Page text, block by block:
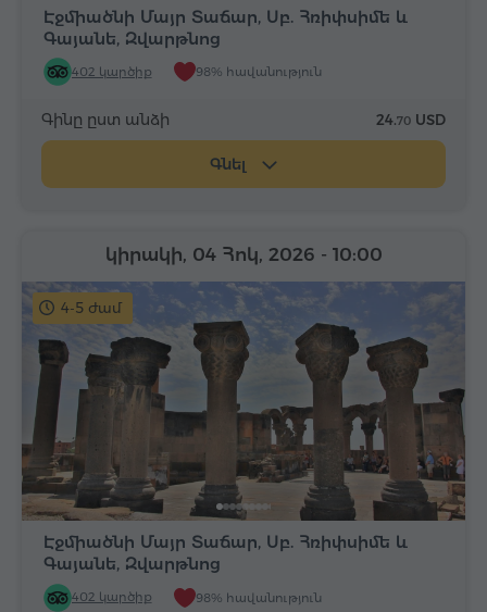
Էջմիածնի Մայր Տաճար, Սբ. Հռիփսիմե և
Գայանե, Զվարթնոց
402 կարծիք 98% հավանություն
Գինը ըստ անձի 24.70 USD
Գնել
4-5 ժամ
Էջմիածնի Մայր Տաճար, Սբ. Հռիփսիմե և
Գայանե, Զվարթնոց
402 կարծիք 98% հավանություն
կիրակի, 04 Հոկ, 2026 - 10:00